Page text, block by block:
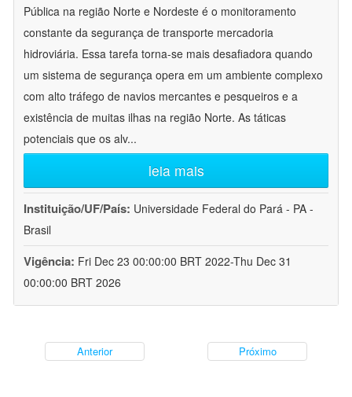
Pública na região Norte e Nordeste é o monitoramento
constante da segurança de transporte mercadoria
hidroviária. Essa tarefa torna-se mais desafiadora quando
um sistema de segurança opera em um ambiente complexo
com alto tráfego de navios mercantes e pesqueiros e a
existência de muitas ilhas na região Norte. As táticas
potenciais que os alv...
leia mais
Instituição/UF/País: Universidade Federal do Pará - PA -
Brasil
Vigência: Fri Dec 23 00:00:00 BRT 2022-Thu Dec 31
00:00:00 BRT 2026
Anterior Próximo